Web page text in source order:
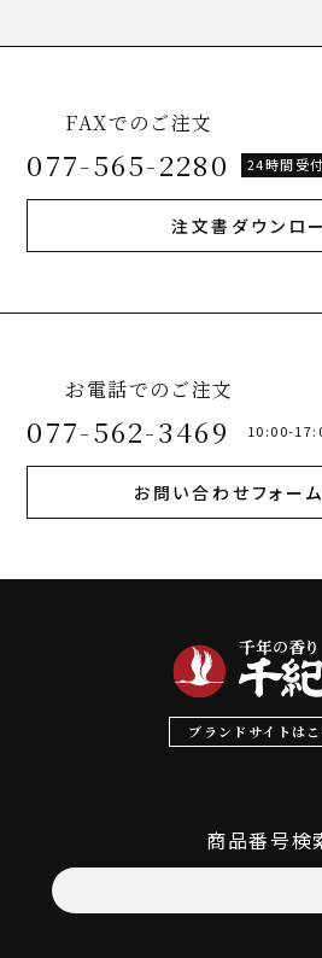
FAXでのご注文
077-565-2280 24時間受
注文書ダウンロ
お電話でのご注文
077-562-3469 10:00-
お問い合わせフォー
ブランドサイトはこ
商品番号検